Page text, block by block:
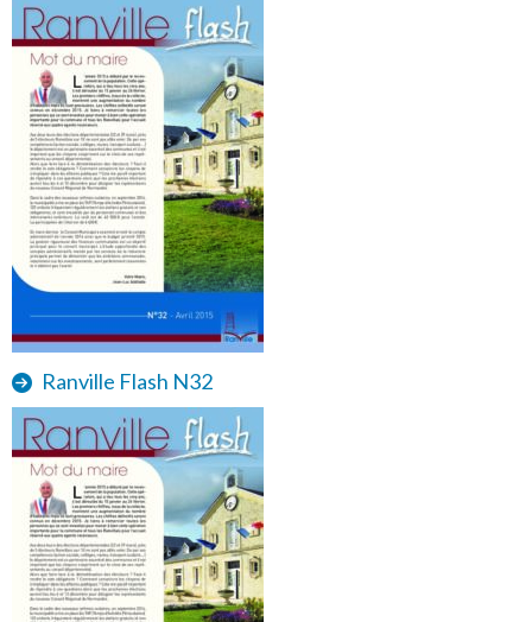
Ranville Flash N32